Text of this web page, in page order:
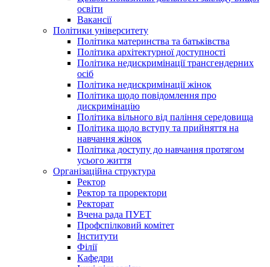
освіти
Вакансії
Політики університету
Політика материнства та батьківства
Політика архітектурної доступності
Політика недискримінації трансгендерних
осіб
Політика недискримінації жінок
Політика щодо повідомлення про
дискримінацію
Політика вільного від паління середовища
Політика щодо вступу та прийняття на
навчання жінок
Політика доступу до навчання протягом
усього життя
Організаційна структура
Ректор
Ректор та проректори
Ректорат
Вчена рада ПУЕТ
Профспілковий комітет
Інститути
Філії
Кафедри